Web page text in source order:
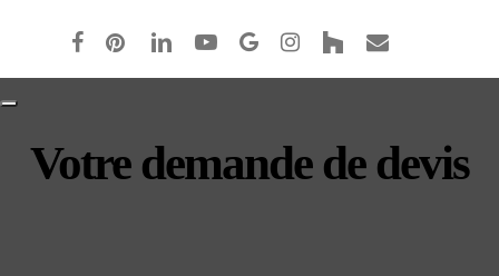
facebookpinterestlinkedinyoutubegoogle-instagram
houzz email
Votre demande de devis